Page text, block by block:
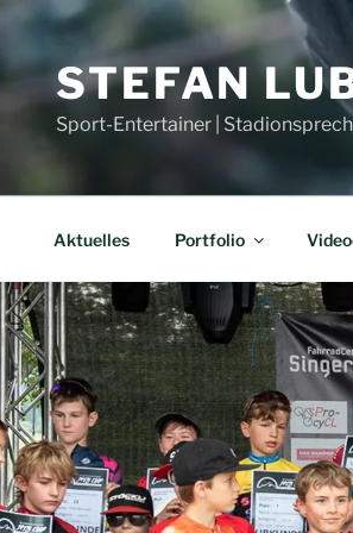
STEFAN
Sport-Entertainer |
Aktuelles Portfolio